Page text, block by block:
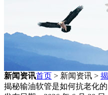
新闻资讯首页 > 新闻资讯 >
揭秘输油软管是如何抗老化的